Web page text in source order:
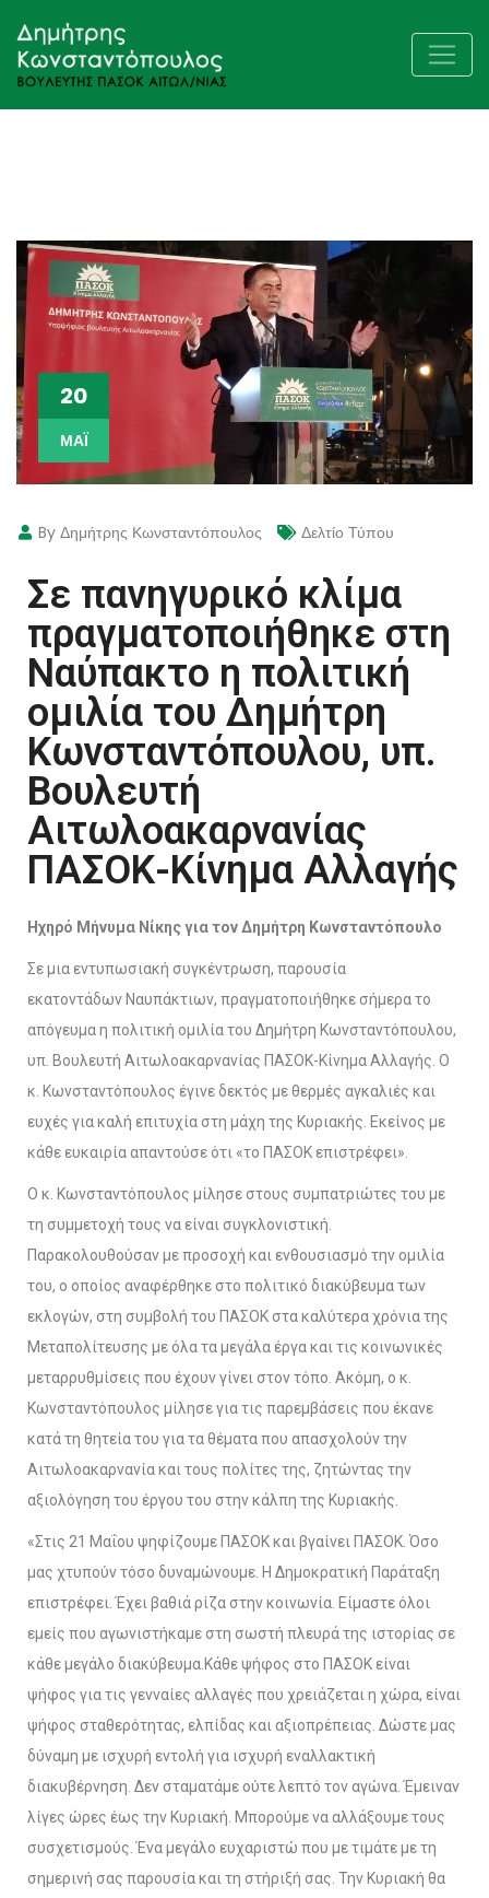
20
ΜΆΙ
By Δημήτρης Κωνσταντόπουλος Δελτίο Τύπου
Σε πανηγυρικό κλίμα
πραγματοποιήθηκε στη
Ναύπακτο η πολιτική
ομιλία του Δημήτρη
Κωνσταντόπουλου, υπ.
Βουλευτή
Αιτωλοακαρνανίας
ΠΑΣΟΚ-Κίνημα Αλλαγής
Ηχηρό Μήνυμα Νίκης για τον Δημήτρη Κωνσταντόπουλο
Σε μια εντυπωσιακή συγκέντρωση, παρουσία
εκατοντάδων Ναυπάκτιων, πραγματοποιήθηκε σήμερα το
απόγευμα η πολιτική ομιλία του Δημήτρη Κωνσταντόπουλου,
υπ. Βουλευτή Αιτωλοακαρνανίας ΠΑΣΟΚ-Κίνημα Αλλαγής. Ο
κ. Κωνσταντόπουλος έγινε δεκτός με θερμές αγκαλιές και
ευχές για καλή επιτυχία στη μάχη της Κυριακής. Εκείνος με
κάθε ευκαιρία απαντούσε ότι «το ΠΑΣΟΚ επιστρέφει».
Ο κ. Κωνσταντόπουλος μίλησε στους συμπατριώτες του με
τη συμμετοχή τους να είναι συγκλονιστική.
Παρακολουθούσαν με προσοχή και ενθουσιασμό την ομιλία
του, ο οποίος αναφέρθηκε στο πολιτικό διακύβευμα των
εκλογών, στη συμβολή του ΠΑΣΟΚ στα καλύτερα χρόνια της
Μεταπολίτευσης με όλα τα μεγάλα έργα και τις κοινωνικές
μεταρρυθμίσεις που έχουν γίνει στον τόπο. Ακόμη, ο κ.
Κωνσταντόπουλος μίλησε για τις παρεμβάσεις που έκανε
κατά τη θητεία του για τα θέματα που απασχολούν την
Αιτωλοακαρνανία και τους πολίτες της, ζητώντας την
αξιολόγηση του έργου του στην κάλπη της Κυριακής.
«Στις 21 Μαΐου ψηφίζουμε ΠΑΣΟΚ και βγαίνει ΠΑΣΟΚ. Όσο
μας χτυπούν τόσο δυναμώνουμε. Η Δημοκρατική Παράταξη
επιστρέφει. Έχει βαθιά ρίζα στην κοινωνία. Είμαστε όλοι
εμείς που αγωνιστήκαμε στη σωστή πλευρά της ιστορίας σε
κάθε μεγάλο διακύβευμα.Κάθε ψήφος στο ΠΑΣΟΚ είναι
ψήφος για τις γενναίες αλλαγές που χρειάζεται η χώρα, είναι
ψήφος σταθερότητας, ελπίδας και αξιοπρέπειας. Δώστε μας
δύναμη με ισχυρή εντολή για ισχυρή εναλλακτική
διακυβέρνηση. Δεν σταματάμε ούτε λεπτό τον αγώνα. Έμειναν
λίγες ώρες έως την Κυριακή. Μπορούμε να αλλάξουμε τους
συσχετισμούς. Ένα μεγάλο ευχαριστώ που με τιμάτε με τη
σημερινή σας παρουσία και τη στήριξή σας. Την Κυριακή θα